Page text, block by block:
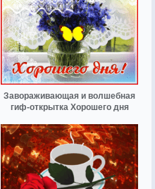
Завораживающая и волшебная
гиф-открытка Хорошего дня